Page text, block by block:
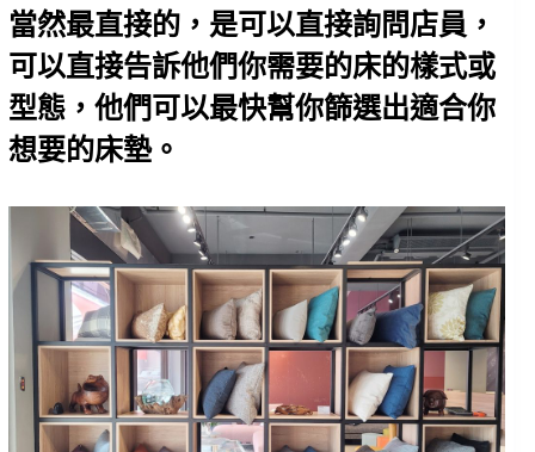
當然最直接的，是可以直接詢問店員，
可以直接告訴他們你需要的床的樣式或
型態，他們可以最快幫你篩選出適合你
想要的床墊。